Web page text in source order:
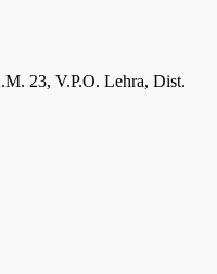
23, V.P.O. Lehra, Dist.